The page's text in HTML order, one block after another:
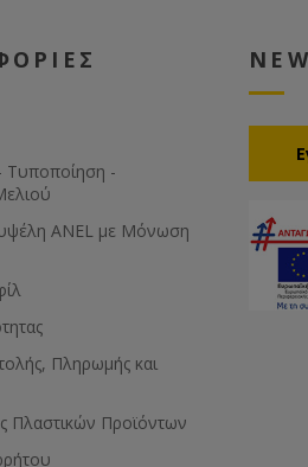
Τυποποίηση -
ANEL με Μόνωση
Πληρωμής και
Πλαστικών Προϊόντων